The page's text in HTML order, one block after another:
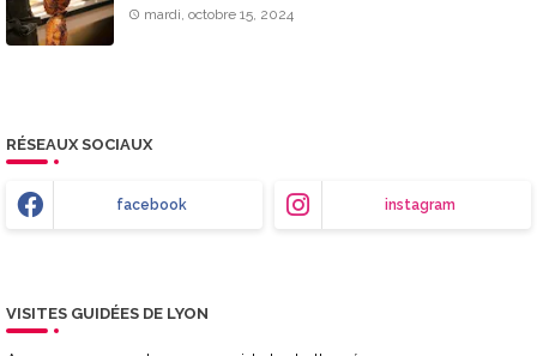
mardi, octobre 15, 2024
RÉSEAUX SOCIAUX
facebook instagram
VISITES GUIDÉES DE LYON